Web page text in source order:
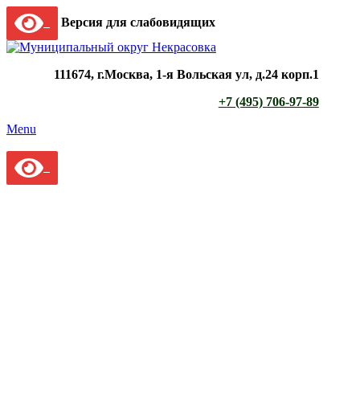
Версия для слабовидящих
111674, г.Москва, 1-я Вольская ул, д.24 корп.1
+7 (495) 706-97-89
Menu